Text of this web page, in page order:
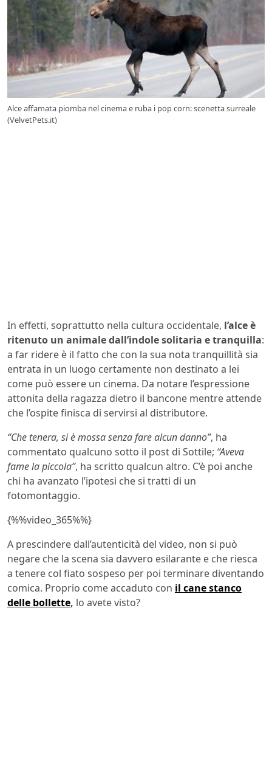
Alce affamata piomba nel cinema e ruba i pop corn: scenetta surreale
(VelvetPets.it)
In effetti, soprattutto nella cultura occidentale, l’alce è
ritenuto un animale dall’indole solitaria e tranquilla:
a far ridere è il fatto che con la sua nota tranquillità sia
entrata in un luogo certamente non destinato a lei
come può essere un cinema. Da notare l’espressione
attonita della ragazza dietro il bancone mentre attende
che l’ospite finisca di servirsi al distributore.
“Che tenera, si è mossa senza fare alcun danno”, ha
commentato qualcuno sotto il post di Sottile; “Aveva
fame la piccola”, ha scritto qualcun altro. C’è poi anche
chi ha avanzato l’ipotesi che si tratti di un
fotomontaggio.
{%%video_365%%}
A prescindere dall’autenticità del video, non si può
negare che la scena sia davvero esilarante e che riesca
a tenere col fiato sospeso per poi terminare diventando
comica. Proprio come accaduto con il cane stanco
delle bollette, lo avete visto?